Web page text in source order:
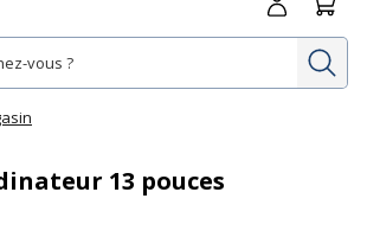
Me
13 pouces